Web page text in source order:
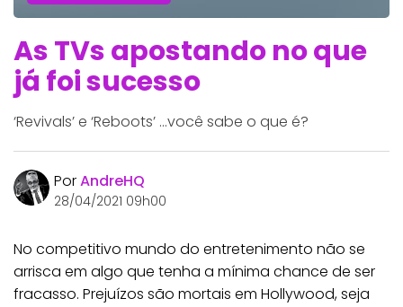
As TVs apostando no que
já foi sucesso
‘Revivals’ e ‘Reboots’ ...você sabe o que é?
PorAndreHQ
28/04/2021 09h00
No competitivo mundo do entretenimento não se
arrisca em algo que tenha a mínima chance de ser
fracasso. Prejuízos são mortais em Hollywood, seja